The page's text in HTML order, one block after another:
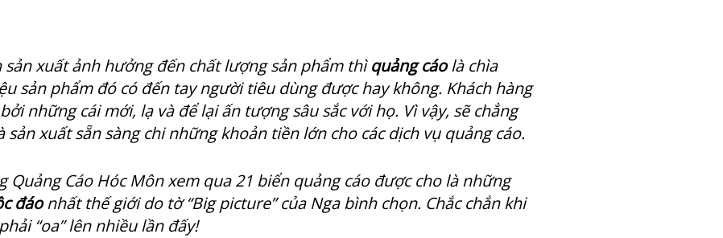
xuất ảnh hưởng đến chất lượng sản phẩm thìquảng cáolà chìa
sản phẩm đó có đến tay người tiêu dùng được hay không. Khách hàng
những cái mới, lạ và để lại ấn tượng sâu sắc với họ. Vì vậy, sẽ chẳng
sản xuất sẵn sàng chi những khoản tiền lớn cho các dịch vụ quảng cáo.
Quảng Cáo Hóc Môn xem qua 21 biển quảng cáo được cho là những
đáonhất thế giới do tờ “Big picture” của Nga bình chọn. Chắc chắn khi
“oa” lên nhiều lần đấy!